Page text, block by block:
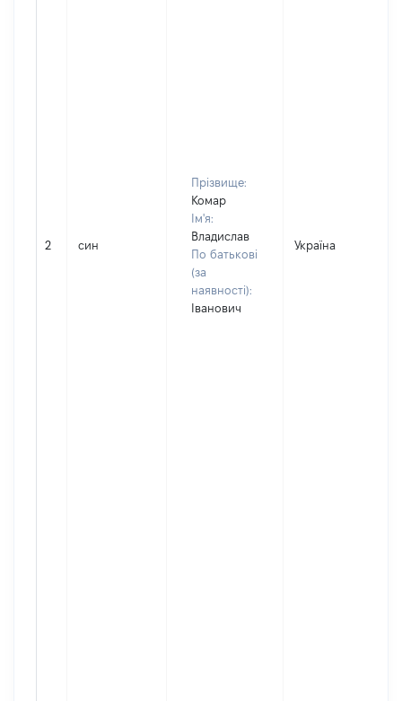
2 син
Прізвище:
Комар
Ім'я:
Владислав
По батькові
(за
наявності):
Іванович
Україна